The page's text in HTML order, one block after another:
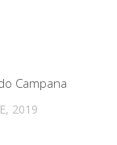
Campana
2019